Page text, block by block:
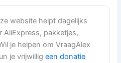
website helpt dagelijks
AliExpress, pakketjes,
je helpen om VraagAlex
je vrijwilligeen donatie